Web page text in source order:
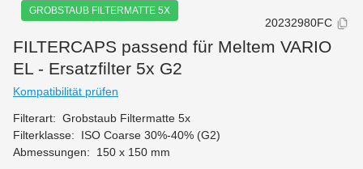
GROBSTAUB FILTERMATTE 5X
20232980FC
FILTERCAPS passend für Meltem VARIO
EL - Ersatzfilter 5x G2
Kompatibilität prüfen
Filterart: Grobstaub Filtermatte 5x
Filterklasse:
ISO Coarse 30%-40% (G2)
Abmessungen:
150 x 150 mm